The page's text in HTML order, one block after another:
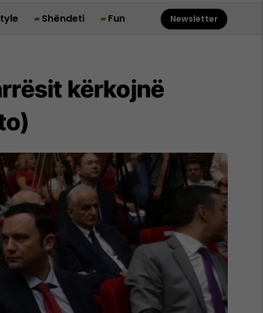
Shëndeti Fun Newsletter
kërkojnë